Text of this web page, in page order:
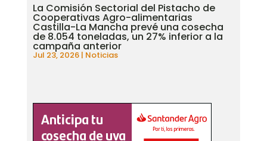
La Comisión Sectorial del Pistacho de
Cooperativas Agro-alimentarias
Castilla-La Mancha prevé una cosecha
de 8.054 toneladas, un 27% inferior a la
campaña anterior
Jul 23, 2026| Noticias